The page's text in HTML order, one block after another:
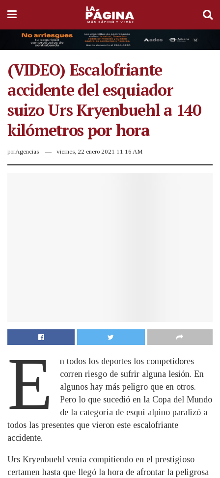
(VIDEO) Escalofriante
accidente del esquiador
suizo Urs Kryenbuehl a 140
kilómetros por hora
porAgencias viernes, 22 enero 2021 11:16 AM
E
n todos los deportes los competidores
corren riesgo de sufrir alguna lesión. En
algunos hay más peligro que en otros.
Pero lo que sucedió en la Copa del Mundo
de la categoría de esquí alpino paralizó a
todos las presentes que vieron este escalofriante
accidente.
Urs Kryenbuehl venía compitiendo en el prestigioso
certamen hasta que llegó la hora de afrontar la peligrosa